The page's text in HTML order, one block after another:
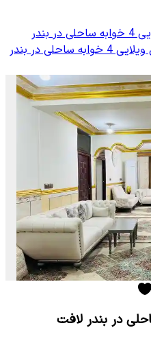
اجاره منزل ویلایی 4 خوابه ساحلی در بندر
اجاره منزل ویلایی 4 خوابه ساحلی در بندر